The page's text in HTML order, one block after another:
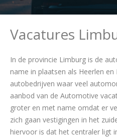
Vacatures
In de provincie Limburg is de
name in plaatsen als Heerlen
autobedrijven waar veel
aanbod van de Automotive
groter en met name omdat er
zich gaan vestigingen in het
hiervoor is dat het centraler ligt